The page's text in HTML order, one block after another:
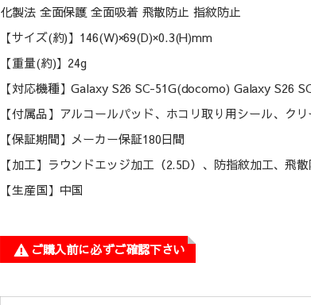
化製法 全面保護 全面吸着 飛散防止 指紋防止
【サイズ(約)】146(W)×69(D)×0.3(H)mm
【重量(約)】24g
【対応機種】Galaxy S26 SC-51G(docomo) Galaxy S26
【付属品】アルコールパッド、ホコリ取り用シール、ク
【保証期間】メーカー保証180日間
【加工】ラウンドエッジ加工（2.5D）、防指紋加工、飛
【生産国】中国
ご購入前に必ずご確認下さい